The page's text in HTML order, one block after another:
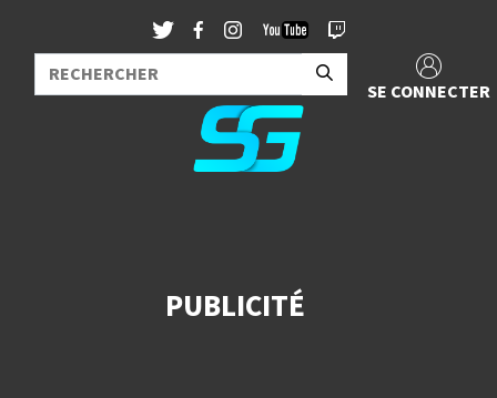
SE CONNECTER
PUBLICITÉ